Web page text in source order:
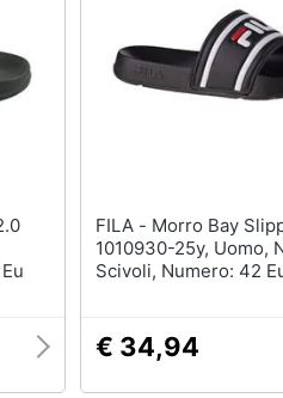
FILA - Morro Bay Slipper 2.0 M
1010930-25y, Uomo,
Scivoli, Numero: 42
€ 34,94